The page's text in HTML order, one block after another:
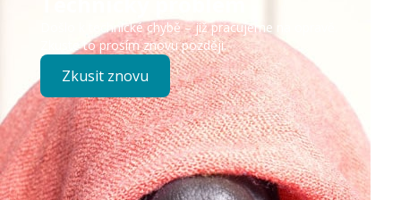
Došlo k technické chybě – již pracujeme na opravě.
Zkuste to prosím znovu později.
Zkusit znovu